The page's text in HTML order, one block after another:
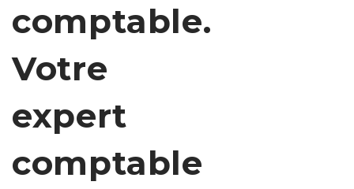
comptable.
Votre
expert
comptable